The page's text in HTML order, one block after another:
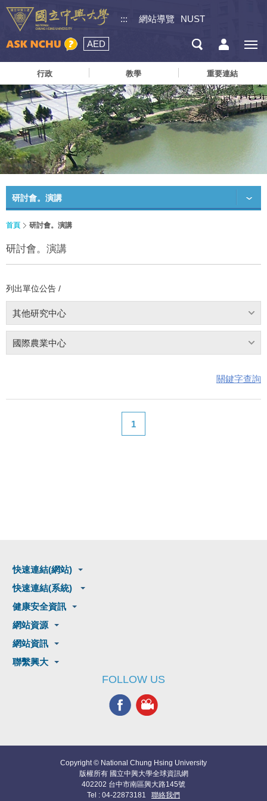
::: 網站導覽 NUST
AED
行政 教學 重要連結
研討會。演講
首頁 研討會。演講
研討會。演講
列出單位公告 /
其他研究中心
國際農業中心
關鍵字查詢
1
快速連結(網站)
快速連結(系統)
健康安全資訊
網站資源
網站資訊
聯繫興大
FOLLOW US
Copyright © National Chung Hsing University
版權所有 國立中興大學全球資訊網
402202 台中市南區興大路145號
Tel : 04-22873181 聯絡我們